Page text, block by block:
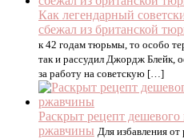
Как легендарный
сбежал из британской
к 42 годам тюрьмы, то особо
так и рассудил Джордж Блейк,
за работу на советскую […]
Раскрыт рецепт дешевого
ржавчины Для избавления